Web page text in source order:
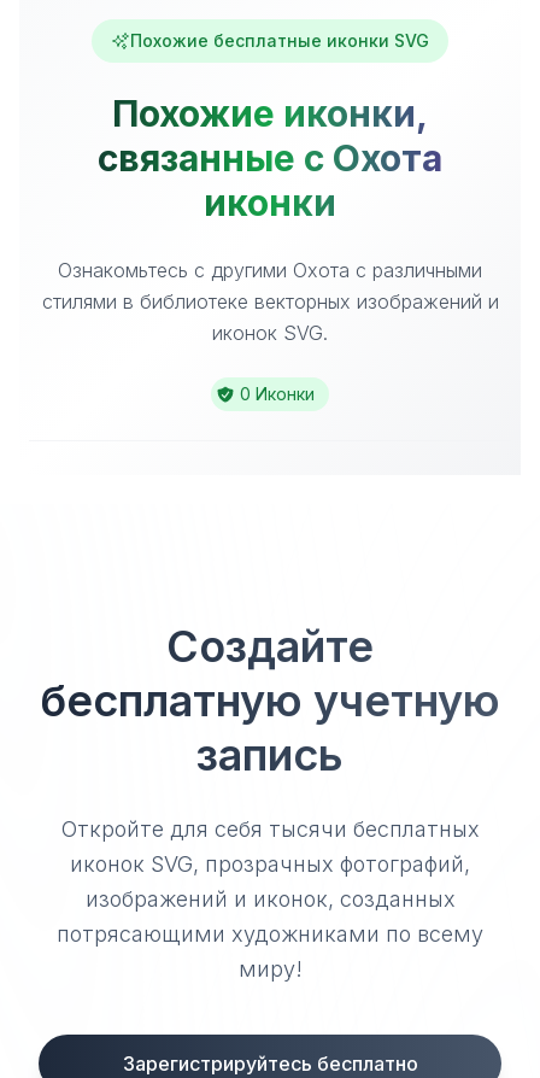
Похожие бесплатные иконки SVG
Похожие иконки,
связанные с Охота
иконки
Ознакомьтесь с другими Охота с различными
стилями в библиотеке векторных изображений и
иконок SVG.
0 Иконки
Создайте
бесплатную учетную
запись
Откройте для себя тысячи бесплатных
иконок SVG, прозрачных фотографий,
изображений и иконок, созданных
потрясающими художниками по всему
миру!
Зарегистрируйтесь бесплатно